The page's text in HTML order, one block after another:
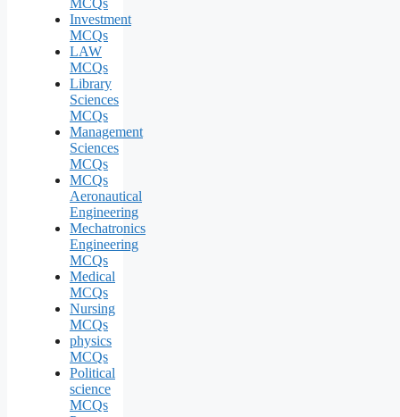
Investment
MCQs
LAW
MCQs
Library
Sciences
MCQs
Management
Sciences
MCQs
MCQs
Aeronautical
Engineering
Mechatronics
Engineering
MCQs
Medical
MCQs
Nursing
MCQs
physics
MCQs
Political
science
MCQs